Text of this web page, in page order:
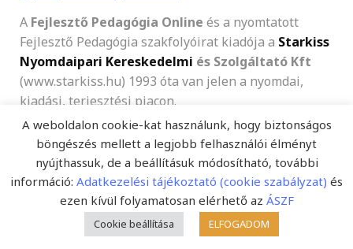
A Fejlesztő Pedagógia Online és a nyomtatott
Fejlesztő Pedagógia szakfolyóirat kiadója a Starkiss
Nyomdaipari Kereskedelmi és Szolgáltató Kft
(www.starkiss.hu) 1993 óta van jelen a nyomdai,
kiadási, terjesztési piacon.
Az új szakportál jellegénél fogvaszámos új
A weboldalon cookie-kat használunk, hogy biztonságos
böngészés mellett a legjobb felhasználói élményt
nyújthassuk, de a beállításuk módosítható, további
információ: Adatkezelési tájékoztató (cookie szabályzat) és
ezen kívül folyamatosan elérhető az ÁSZF
Cookie beállítása ELFOGADOM